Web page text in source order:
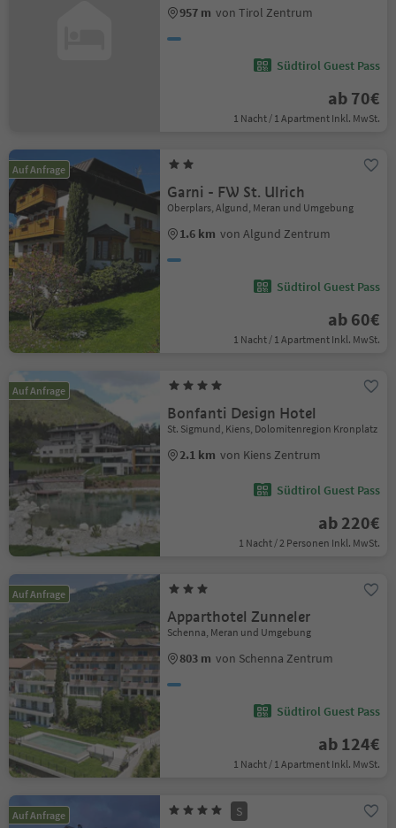
957 m von Tirol Zentrum
Südtirol Guest Pass
ab 70€
1 Nacht / 1 Apartment Inkl. MwSt.
Auf Anfrage
Garni - FW St. Ulrich
Oberplars, Algund, Meran und Umgebung
1.6 km von Algund Zentrum
Südtirol Guest Pass
ab 60€
1 Nacht / 1 Apartment Inkl. MwSt.
Auf Anfrage
Bonfanti Design Hotel
St. Sigmund, Kiens, Dolomitenregion Kronplatz
2.1 km von Kiens Zentrum
Südtirol Guest Pass
ab 220€
1 Nacht / 2 Personen Inkl. MwSt.
Auf Anfrage
Apparthotel Zunneler
Schenna, Meran und Umgebung
803 m von Schenna Zentrum
Südtirol Guest Pass
ab 124€
1 Nacht / 1 Apartment Inkl. MwSt.
Auf Anfrage S